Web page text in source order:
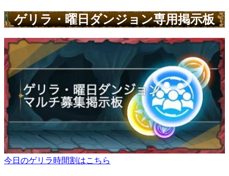
ゲリラ・曜日ダンジョン専用掲示板
今日のゲリラ時間割はこちら